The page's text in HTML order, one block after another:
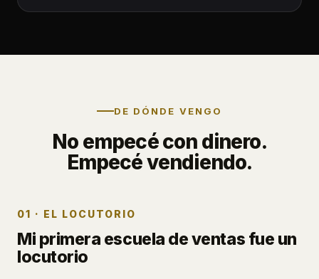
DE DÓNDE VENGO
No empecé con dinero.
Empecé vendiendo.
01 · EL LOCUTORIO
Mi primera escuela de ventas fue un
locutorio